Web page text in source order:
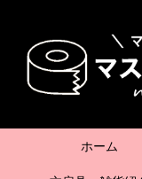
ホーム